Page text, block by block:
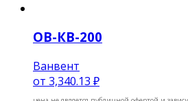
ОВ-КВ-200
Ванвент
от 3,340.13 ₽